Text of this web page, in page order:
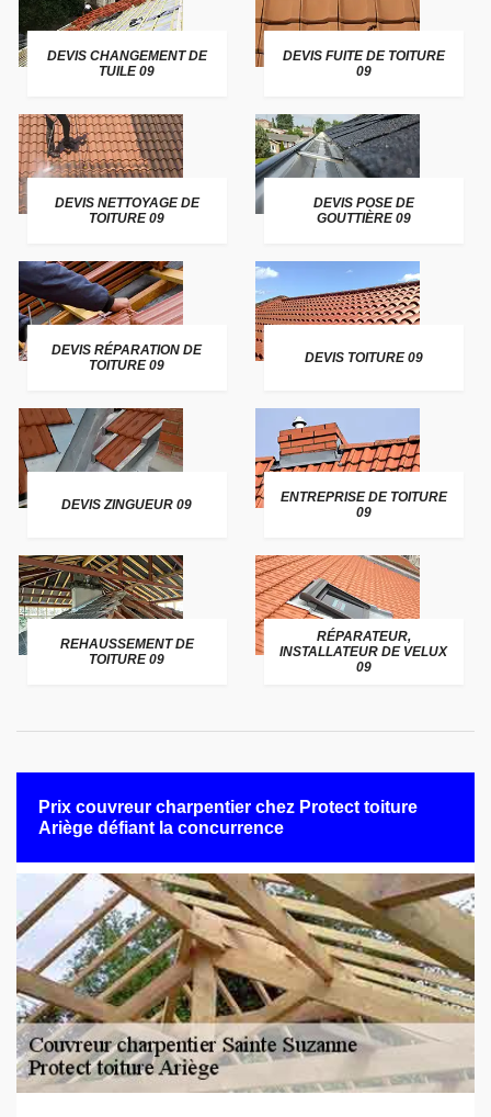
DEVIS CHANGEMENT DE
TUILE 09
DEVIS FUITE DE TOITURE
09
DEVIS NETTOYAGE DE
TOITURE 09
DEVIS POSE DE
GOUTTIÈRE 09
DEVIS RÉPARATION DE
TOITURE 09
DEVIS TOITURE 09
DEVIS ZINGUEUR 09
ENTREPRISE DE TOITURE
09
REHAUSSEMENT DE
TOITURE 09
RÉPARATEUR,
INSTALLATEUR DE VELUX
09
Prix couvreur charpentier chez Protect toiture
Ariège défiant la concurrence